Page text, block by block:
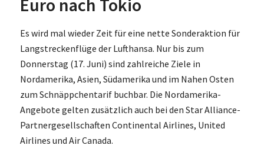
Euro nach Tokio
Es wird mal wieder Zeit für eine nette Sonderaktion für
Langstreckenflüge der Lufthansa. Nur bis zum
Donnerstag (17. Juni) sind zahlreiche Ziele in
Nordamerika, Asien, Südamerika und im Nahen Osten
zum Schnäppchentarif buchbar. Die Nordamerika-
Angebote gelten zusätzlich auch bei den Star Alliance-
Partnergesellschaften Continental Airlines, United
Airlines und Air Canada.